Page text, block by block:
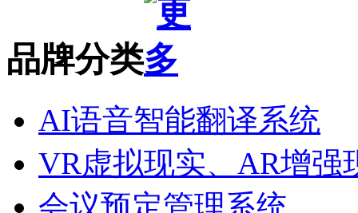
品牌分类
AI语音智能翻译系统
VR虚拟现实、AR增强
会议预定管理系统